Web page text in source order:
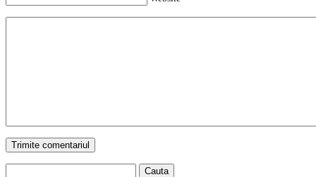
Trimite comentariul
Cauta